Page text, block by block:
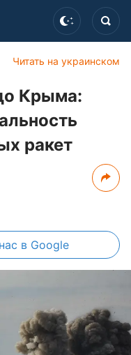
Читать на украинском
Крыма:
ракет
в Google